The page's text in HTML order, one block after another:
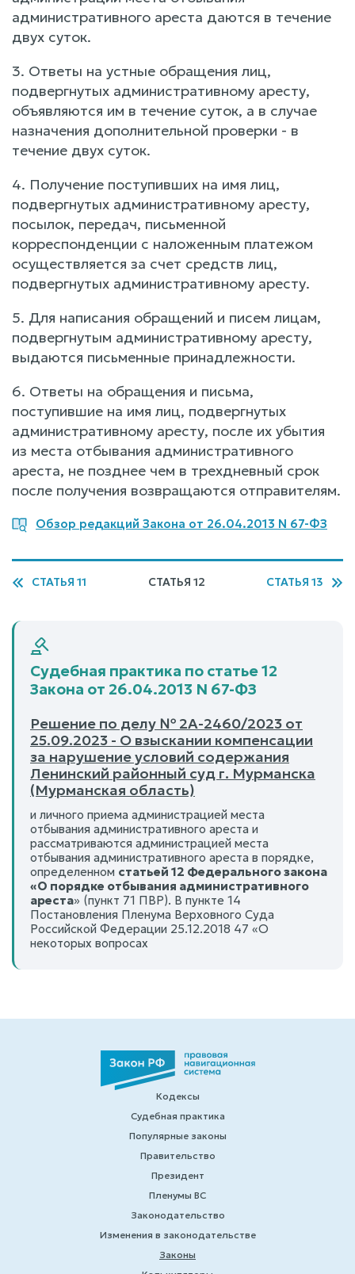
административного ареста даются в течение
двух суток.
3. Ответы на устные обращения лиц,
подвергнутых административному аресту,
объявляются им в течение суток, а в случае
назначения дополнительной проверки - в
течение двух суток.
4. Получение поступивших на имя лиц,
подвергнутых административному аресту,
посылок, передач, письменной
корреспонденции с наложенным платежом
осуществляется за счет средств лиц,
подвергнутых административному аресту.
5. Для написания обращений и писем лицам,
подвергнутым административному аресту,
выдаются письменные принадлежности.
6. Ответы на обращения и письма,
поступившие на имя лиц, подвергнутых
административному аресту, после их убытия
из места отбывания административного
ареста, не позднее чем в трехдневный срок
после получения возвращаются отправителям.
Обзор редакций Закона от 26.04.2013 N 67-ФЗ
СТАТЬЯ 11 СТАТЬЯ 12 СТАТЬЯ 13
Судебная практика по статье 12
Закона от 26.04.2013 N 67-ФЗ
Решение по делу № 2А-2460/2023 от
25.09.2023 - О взыскании компенсации
за нарушение условий содержания
Ленинский районный суд г. Мурманска
(Мурманская область)
и личного приема администрацией места
отбывания административного ареста и
рассматриваются администрацией места
отбывания административного ареста в порядке,
определенном статьей 12 Федерального закона
«О порядке отбывания административного
ареста» (пункт 71 ПВР). В пункте 14
Постановления Пленума Верховного Суда
Российской Федерации 25.12.2018 47 «О
некоторых вопросах
Кодексы
Судебная практика
Популярные законы
Правительство
Президент
Пленумы ВС
Законодательство
Изменения в законодательстве
Законы